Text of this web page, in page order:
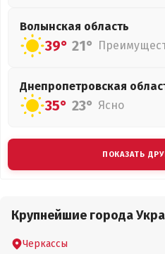
Волынская область
39° 21°
Днепропетровская
35° 23° Ясно
ПОКАЗАТЬ
Крупнейшие города
Черкассы